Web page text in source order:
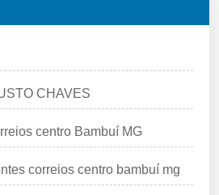
CHAVES
centro Bambuí MG
correios centro bambuí mg